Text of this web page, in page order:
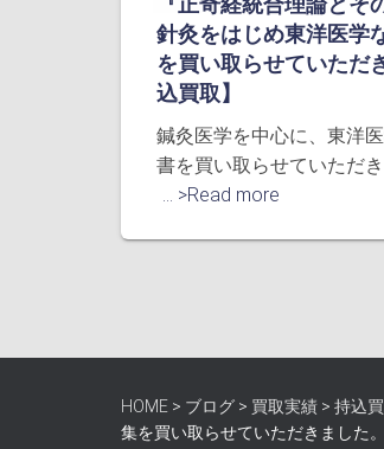
『正奇経統合理論とそ
針灸をはじめ東洋医学
を買い取らせていただ
込買取】
鍼灸医学を中心に、東洋
書を買い取らせていただき
... >Read more
HOME > ブログ > 買取実績 > 持込
集を買い取らせていただきました